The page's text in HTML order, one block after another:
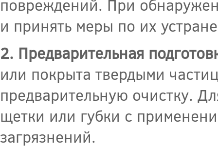
повреждений. При
и принять меры по их
2. Предварительная
или покрыта твердыми
предварительную очистку.
щетки или губки с
загрязнений.